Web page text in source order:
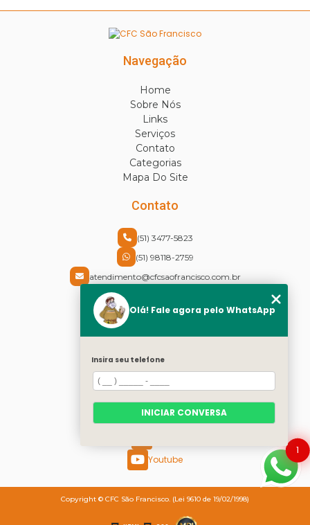
Navegação
Home
Sobre Nós
Links
Serviços
Contato
Categorias
Mapa Do Site
Contato
(51) 3477-5823
(51) 98118-2759
atendimento@cfcsaofrancisco.com.br
Rua Cel Vicente, 30 - Centro
Canoas - RS - CEP: 92310-430
Redes Sociais
Facebook
Youtube
Copyright © CFC São Francisco. (Lei 9610 de 19/02/1998)
1
Olá! Fale agora pelo WhatsApp
Insira seu telefone
INICIAR CONVERSA